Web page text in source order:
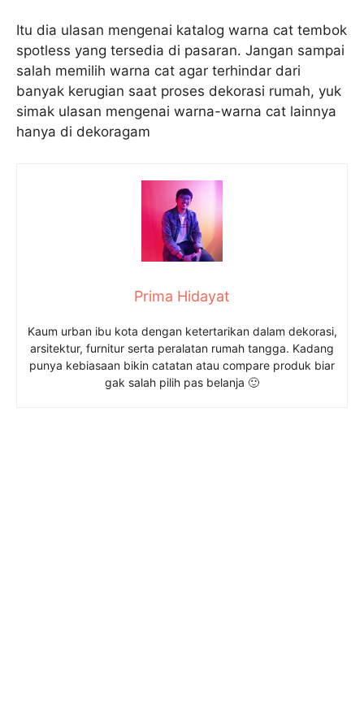
Itu dia ulasan mengenai katalog warna cat tembok
spotless yang tersedia di pasaran. Jangan sampai
salah memilih warna cat agar terhindar dari
banyak kerugian saat proses dekorasi rumah, yuk
simak ulasan mengenai warna-warna cat lainnya
hanya di dekoragam
Prima Hidayat
Kaum urban ibu kota dengan ketertarikan dalam dekorasi,
arsitektur, furnitur serta peralatan rumah tangga. Kadang
punya kebiasaan bikin catatan atau compare produk biar
gak salah pilih pas belanja 🙂